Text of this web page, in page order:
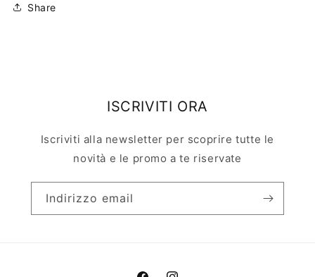
Share
ISCRIVITI ORA
Iscriviti alla newsletter per scoprire tutte le
novità e le promo a te riservate
Indirizzo email